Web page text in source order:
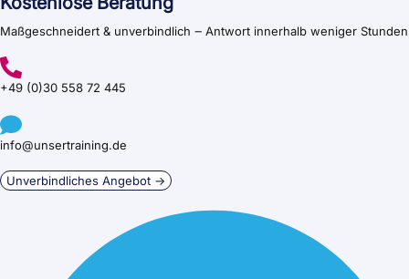
Maßgeschneidert & unverbindlich ‒ Antwort innerhalb weniger Stunden
+49 (0)30 558 72 445
info@unsertraining.de
Unverbindliches Angebot →